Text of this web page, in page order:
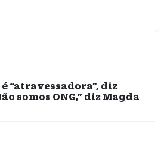
“atravessadora”, diz
somos ONG,” diz Magda